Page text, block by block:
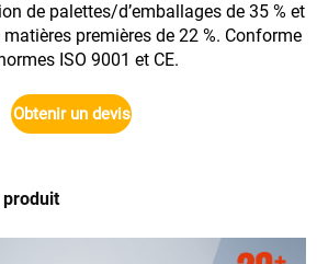
de palettes/d’emballages de 35 % et
premières de 22 %. Conforme
ISO 9001 et CE.
Obtenir un devis
produit